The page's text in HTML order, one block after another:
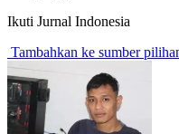
Ikuti Jurnal Indonesia
Tambahkan ke sumber